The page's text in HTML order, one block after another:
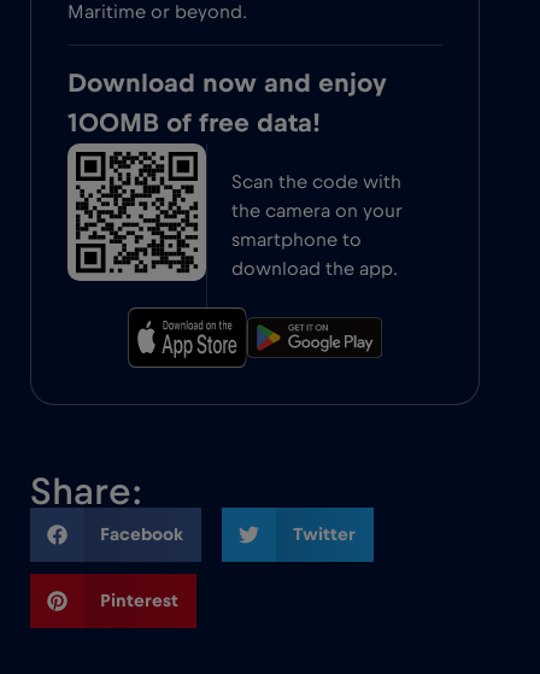
Maritime or beyond.
Download now and enjoy
100MB of free data!
Scan the code with
the camera on your
smartphone to
download the app.
Share:
Facebook Twitter
Pinterest